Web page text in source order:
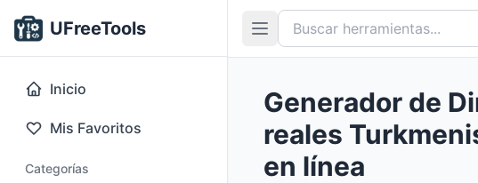
UFreeTools
Inicio
Mis Favoritos
Categorías
Generador de
reales
en línea